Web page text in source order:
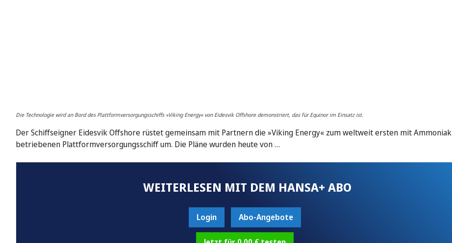
Die Technologie wird an Bord des Plattformversorgungsschiffs »Viking Energy« von Eidesvik Offshore demonstriert, das für Equinor im Einsatz ist.
Der Schiffseigner Eidesvik Offshore rüstet gemeinsam mit Partnern die »Viking Energy« zum weltweit ersten mit Ammoniak
betriebenen Plattformversorgungsschiff um. Die Pläne wurden heute von …
WEITERLESEN MIT DEM HANSA+ ABO
Login Abo-Angebote